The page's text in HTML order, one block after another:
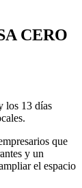
CERO
los 13 días
que
y un
el espacio